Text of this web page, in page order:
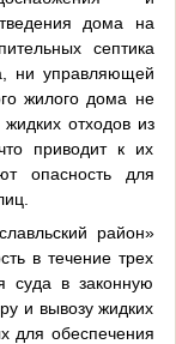
дома на
септика
ни управляющей
жилого дома не
отходов из
приводит к их
опасность для
район»
в течение трех
суда в законную
и вывозу жидких
для обеспечения